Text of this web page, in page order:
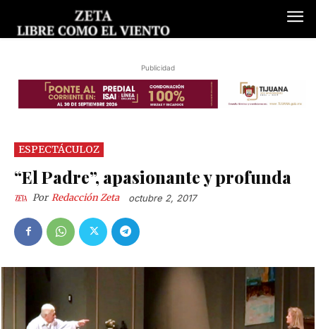
Publicidad
ESPECTÁCULOZ
“El Padre”, apasionante y profunda
Por Redacción Zeta octubre 2, 2017